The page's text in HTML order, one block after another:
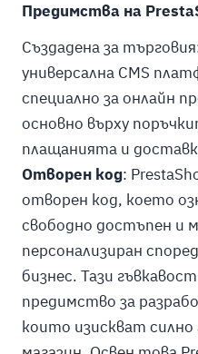
Предимства на
Създадена за
универсална CMS
специално за онлайн
основно върху
плащанията и
Отворен код:
отворен код, което
свободно достъпен и
персонализиран
бизнес. Тази
предимство за
които изискват